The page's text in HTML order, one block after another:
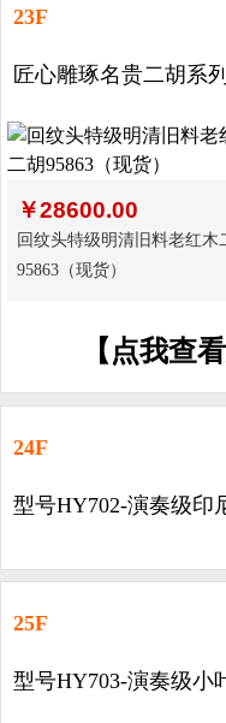
23F
匠心雕琢名贵二胡系列
￥28600.00
回纹头特级明清旧料老红木
95863（现货）
【点我查
24F
型号HY702-演奏级印
25F
型号HY703-演奏级小